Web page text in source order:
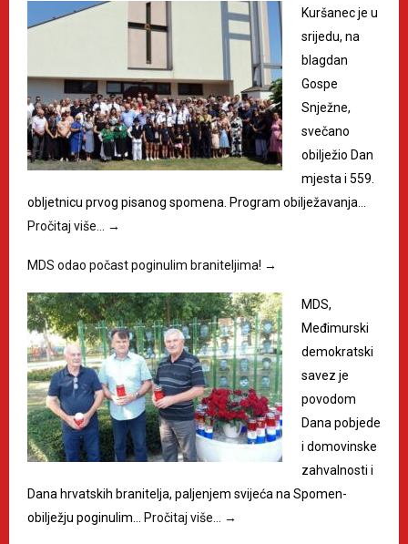
Kuršanec je u
srijedu, na
blagdan
Gospe
Snježne,
svečano
obilježio Dan
mjesta i 559.
obljetnicu prvog pisanog spomena. Program obilježavanja…
Pročitaj više… →
MDS odao počast poginulim braniteljima! →
MDS,
Međimurski
demokratski
savez je
povodom
Dana pobjede
i domovinske
zahvalnosti i
Dana hrvatskih branitelja, paljenjem svijeća na Spomen-
obilježju poginulim… Pročitaj više… →